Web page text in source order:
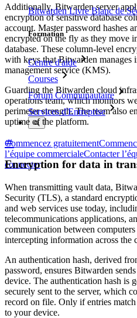
Bitwarden Livre Blanc de
Formation
Centre d'aide
Courses
Forum Communautaire
Services d'Entreprise
Commencez gratuitement
l’équipe commercialeContacter
connecter
Additionally, Bitwarden server
encryption of sensitive database
account. Master password hashes
encrypted on the fly as they move
database. These column-level
with keys that Bitwarden manages
management service (KMS).
Guarding the Bitwarden cloud
operations team, which monitors
perimeter strength. The team also
uptime of the platform.
Encryption for data in
When transmitting vault data,
Security (TLS), a standard
and web services use today,
telecommunications applications,
communication between
intercepting information across the
An authentication hash, derived
password, ensures Bitwarden
device. The authentication hash is
securely sent to the server, which
record on file. Only if entries
to your device.